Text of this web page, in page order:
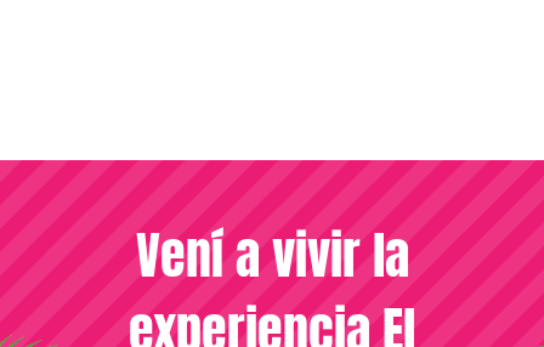
Vení a vivir la
experiencia El